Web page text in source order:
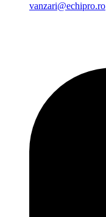
vanzari@echipro.ro